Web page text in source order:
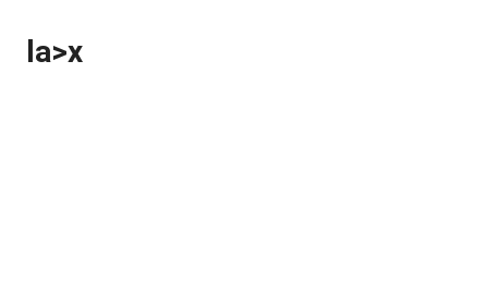
la>x